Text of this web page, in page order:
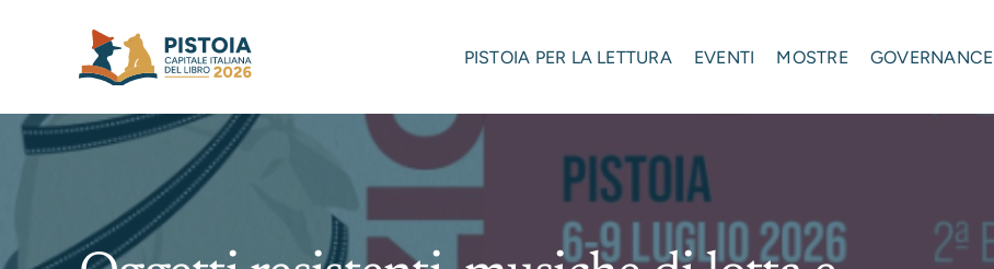
PISTOIA PER LA LETTURA EVENTI MOSTRE GOVERNANCE